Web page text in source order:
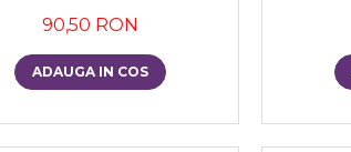
90,50 RON
ADAUGA IN COS